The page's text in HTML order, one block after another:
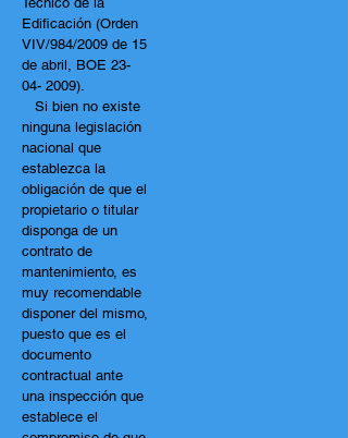
Edificación (Orden
VIV/984/2009 de 15
de abril, BOE 23-
04- 2009).
Si bien no existe
ninguna legislación
nacional que
establezca la
obligación de que el
propietario o titular
disponga de un
contrato de
mantenimiento, es
muy recomendable
disponer del mismo,
puesto que es el
documento
contractual ante
una inspección que
establece el